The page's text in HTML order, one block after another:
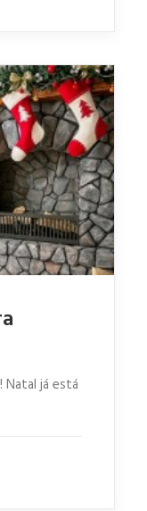
já está